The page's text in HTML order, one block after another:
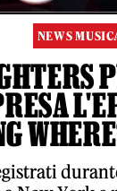
NEWS